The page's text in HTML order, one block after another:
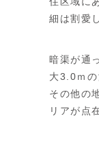
細は割愛
暗渠が通
大3.0ｍの
その他の
リアが点